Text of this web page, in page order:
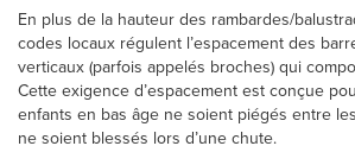
En plus de la hauteur des rambardes/
codes locaux régulent l’espacement des
verticaux (parfois appelés broches) qui
Cette exigence d’espacement est conçue
enfants en bas âge ne soient piégés entre
ne soient blessés lors d’une chute.